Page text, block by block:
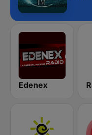
Edenex